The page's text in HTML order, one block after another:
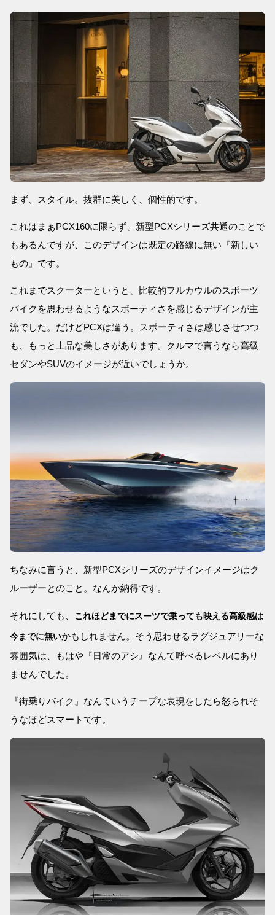
まず、スタイル。抜群に美しく、個性的です。
これはまぁPCX160に限らず、新型PCXシリーズ共通のことで
もあるんですが、このデザインは既定の路線に無い『新しい
もの』です。
これまでスクーターというと、比較的フルカウルのスポーツ
バイクを思わせるようなスポーティさを感じるデザインが主
流でした。だけどPCXは違う。スポーティさは感じさせつつ
も、もっと上品な美しさがあります。クルマで言うなら高級
セダンやSUVのイメージが近いでしょうか。
ちなみに言うと、新型PCXシリーズのデザインイメージはク
ルーザーとのこと。なんか納得です。
それにしても、 これほどまでにスーツで乗っても映える高級感は
今までに無いかもしれません。そう思わせるラグジュアリーな
雰囲気は、もはや『日常のアシ』なんて呼べるレベルにあり
ませんでした。
『街乗りバイク』なんていうチープな表現をしたら怒られそ
うなほどスマートです。